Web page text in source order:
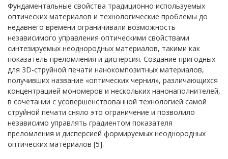
Фундаментальные свойства традиционно используемых
оптических материалов и технологические проблемы до
недавнего времени ограничивали возможность
независимого управления оптическими свойствами
синтезируемых неоднородных материалов, такими как
показатель преломления и дисперсия. Создание пригодных
для 3D-струйной печати нанокомпозитных материалов,
получивших название «оптических чернил», различающихся
концентрацией мономеров и нескольких нанонаполнителей,
в сочетании с усовершенствованной технологией самой
струйной печати сняло это ограничение и позволило
независимо управлять градиентом показателя
преломления и дисперсией формируемых неоднородных
оптических материалов [5].